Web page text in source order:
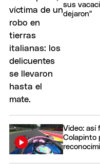
sus
dejaron"
Video: así
Colapinto